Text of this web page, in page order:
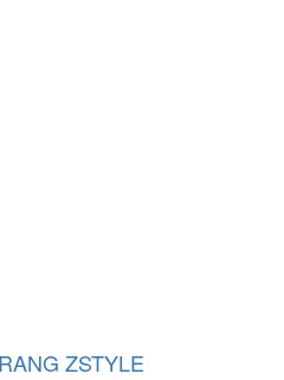
ZSTYLE